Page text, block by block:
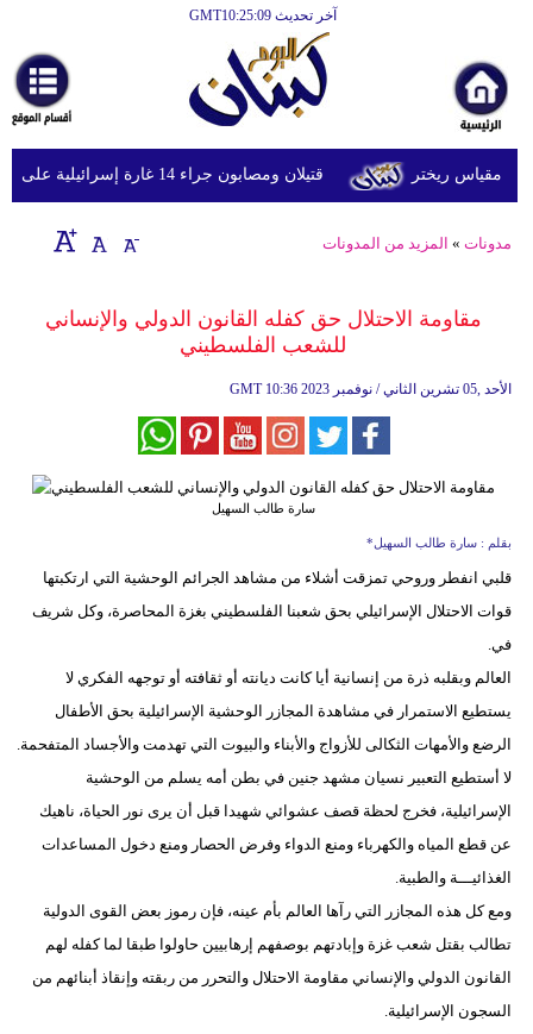
آخر تحديث GMT10:25:09
قتيلان ومصابون جراء 14 غارة إسرائيلية على شرق وجنوب لبنان
مدونات » المزيد من المدونات
مقاومة الاحتلال حق كفله القانون الدولي والإنساني
للشعب الفلسطيني
GMT 10:36 2023 الأحد ,05 تشرين الثاني / نوفمبر
سارة طالب السهيل
بقلم : سارة طالب السهيل*
قلبي انفطر وروحي تمزقت أشلاء من مشاهد الجرائم الوحشية التي ارتكبتها
قوات الاحتلال الإسرائيلي بحق شعبنا الفلسطيني بغزة المحاصرة، وكل شريف
في.
العالم وبقلبه ذرة من إنسانية أيا كانت ديانته أو ثقافته أو توجهه الفكري لا
يستطيع الاستمرار في مشاهدة المجازر الوحشية الإسرائيلية بحق الأطفال
الرضع والأمهات الثكالى للأزواج والأبناء والبيوت التي تهدمت والأجساد المتفحمة.
لا أستطيع التعبير نسيان مشهد جنين في بطن أمه يسلم من الوحشية
الإسرائيلية، فخرج لحظة قصف عشوائي شهيدا قبل أن يرى نور الحياة، ناهيك
عن قطع المياه والكهرباء ومنع الدواء وفرض الحصار ومنع دخول المساعدات
الغذائيـــة والطبية.
ومع كل هذه المجازر التي رآها العالم بأم عينه، فإن رموز بعض القوى الدولية
تطالب بقتل شعب غزة وإبادتهم بوصفهم إرهابيين حاولوا طبقا لما كفله لهم
القانون الدولي والإنساني مقاومة الاحتلال والتحرر من ربقته وإنقاذ أبنائهم من
السجون الإسرائيلية.